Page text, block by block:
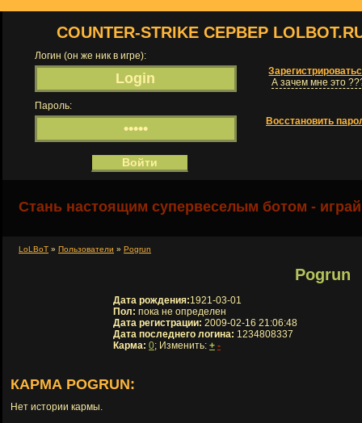
COUNTER-STRIKE СЕРВЕР
Логин (он же ник в игре):
А зачем мне это
Пароль:
Восстановить
Стань настоящим супервеселым ботом -
LoLBoT » Пользователи » Pogrun
Pogrun
Дата рождения:1921-03-01
Пол: пока не определен
Дата регистрации: 2009-02-16 21:06:48
Дата последнего логина: 1234808337
Карма: 0; Изменить: + -
КАРМА POGRUN:
Нет истории кармы.